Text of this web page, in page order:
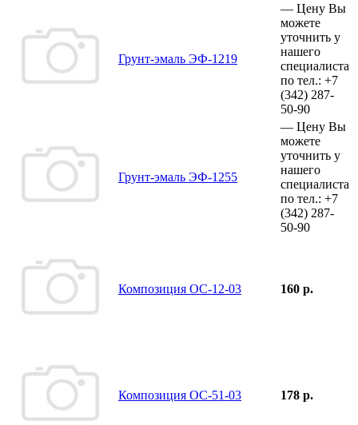
Грунт-эмаль ЭФ-1219
— Цену Вы
можете
уточнить у
нашего
специалиста
по тел.: +7
(342) 287-
50-90
Грунт-эмаль ЭФ-1255
— Цену Вы
можете
уточнить у
нашего
специалиста
по тел.: +7
(342) 287-
50-90
Композиция ОС-12-03 160 р.
Композиция ОС-51-03 178 р.